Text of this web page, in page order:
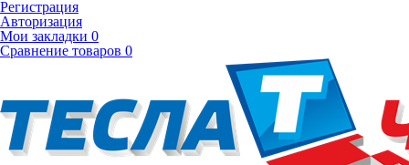
Регистрация
Авторизация
Мои закладки 0
Сравнение товаров 0